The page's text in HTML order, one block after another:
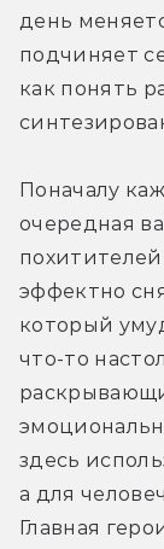
день
подчиняет
как понять
Поначалу
очередная
эффектно
который
что-то
здесь
а для
Главная